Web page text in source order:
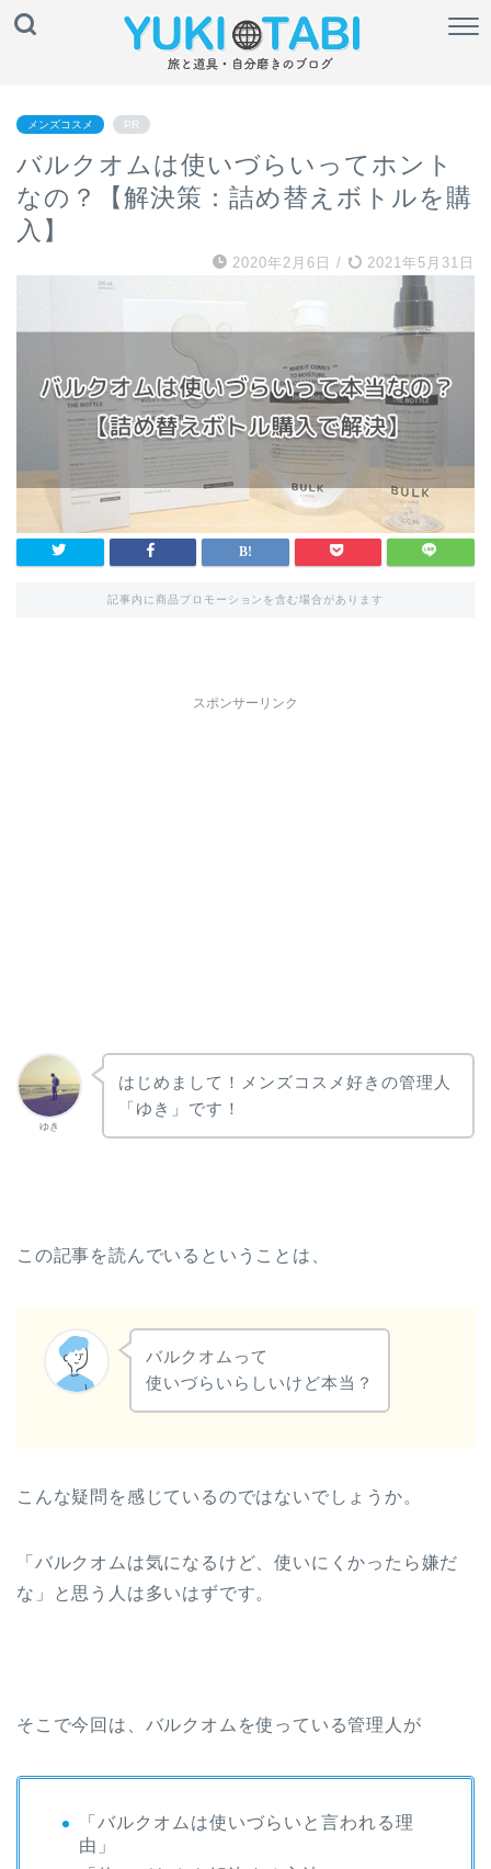
メンズコスメ PR
バルクオムは使いづらいってホント
なの？【解決策：詰め替えボトルを購
入】
2020年2月6日 / 2021年5月31日
記事内に商品プロモーションを含む場合があります
スポンサーリンク
ゆき
はじめまして！メンズコスメ好きの管理人
「ゆき」です！
この記事を読んでいるということは、
バルクオムって
使いづらいらしいけど本当？
こんな疑問を感じているのではないでしょうか。
「バルクオムは気になるけど、使いにくかったら嫌だ
な」と思う人は多いはずです。
そこで今回は、バルクオムを使っている管理人が
「バルクオムは使いづらいと言われる理
由」